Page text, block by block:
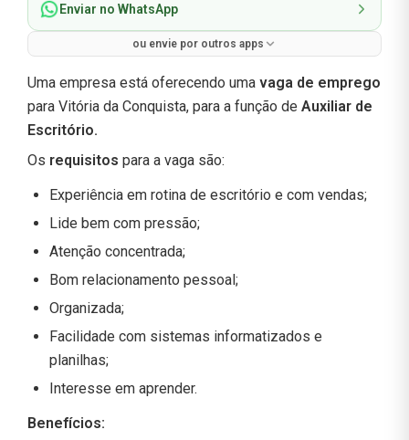
Enviar no WhatsApp
ou envie por outros apps
Uma empresa está oferecendo uma vaga de emprego
para Vitória da Conquista, para a função de Auxiliar de
Escritório.
Os requisitos para a vaga são:
Experiência em rotina de escritório e com vendas;
Lide bem com pressão;
Atenção concentrada;
Bom relacionamento pessoal;
Organizada;
Facilidade com sistemas informatizados e
planilhas;
Interesse em aprender.
Benefícios: